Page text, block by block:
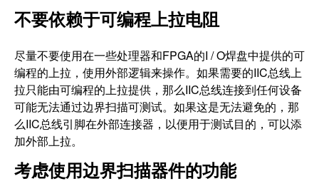
不要依赖于可编程上拉电阻
尽量不要使用在一些处理器和FPGA的I / O焊盘中提供的可
编程的上拉，使用外部逻辑来操作。如果需要的IIC总线上
拉只能由可编程的上拉提供，那么IIC总线连接到任何设备
可能无法通过边界扫描可测试。如果这是无法避免的，那
么IIC总线引脚在外部连接器，以便用于测试目的，可以添
加外部上拉。
考虑使用边界扫描器件的功能